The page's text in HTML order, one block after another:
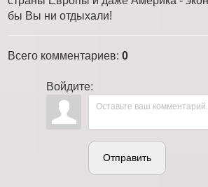
бы Вы ни отдыхали!
Всего комментариев: 0
Войдите:
Отправить